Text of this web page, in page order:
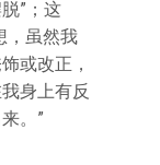
”；这
，虽然我
或改正，
身上有反
。”